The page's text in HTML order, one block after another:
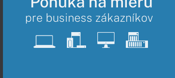
pre business zákazníkov